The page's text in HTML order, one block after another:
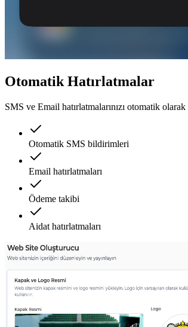
Otomatik Hatırlatmalar
SMS ve Email hatırlatmalarınızı otomatik
Otomatik SMS bildirimleri
Email hatırlatmaları
Ödeme takibi
Aidat hatırlatmaları